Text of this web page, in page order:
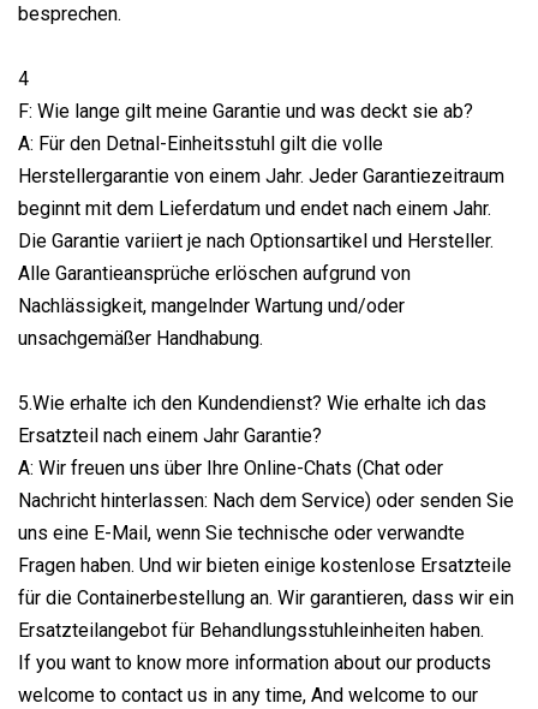
besprechen.
4
F: Wie lange gilt meine Garantie und was deckt sie ab?
A: Für den Detnal-Einheitsstuhl gilt die volle
Herstellergarantie von einem Jahr. Jeder Garantiezeitraum
beginnt mit dem Lieferdatum und endet nach einem Jahr.
Die Garantie variiert je nach Optionsartikel und Hersteller.
Alle Garantieansprüche erlöschen aufgrund von
Nachlässigkeit, mangelnder Wartung und/oder
unsachgemäßer Handhabung.
5.Wie erhalte ich den Kundendienst? Wie erhalte ich das
Ersatzteil nach einem Jahr Garantie?
A: Wir freuen uns über Ihre Online-Chats (Chat oder
Nachricht hinterlassen: Nach dem Service) oder senden Sie
uns eine E-Mail, wenn Sie technische oder verwandte
Fragen haben. Und wir bieten einige kostenlose Ersatzteile
für die Containerbestellung an. Wir garantieren, dass wir ein
Ersatzteilangebot für Behandlungsstuhleinheiten haben.
If you want to know more information about our products
welcome to contact us in any time, And welcome to our